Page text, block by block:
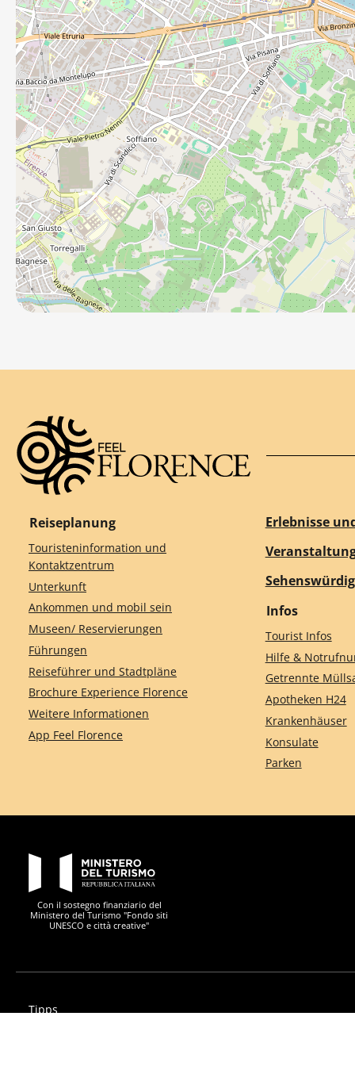
Reiseplanung
Touristeninformation und
Kontaktzentrum
Unterkunft
Ankommen und mobil sein
Museen/ Reservierungen
Führungen
Reiseführer und Stadtpläne
Brochure Experience Florence
Weitere Informationen
App Feel Florence
Erlebnisse
Infos
Tourist Infos
Hilfe &
Getrennte
Apotheken H24
Krankenhäuser
Konsulate
Parken
Con il sostegno finanziario del
Ministero del Turismo "Fondo siti
UNESCO e città creative"
Tipps